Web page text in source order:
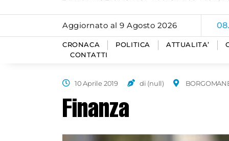
Aggiornato al 9 Agosto 2026
CRONACA POLITICA ATTUALITA’
CONTATTI
10 Aprile 2019 di (null)
Finanza